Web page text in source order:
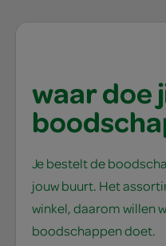
waar doe
Je bestelt de
jouw buurt. Het
winkel, daarom willen
boodschappen doet.